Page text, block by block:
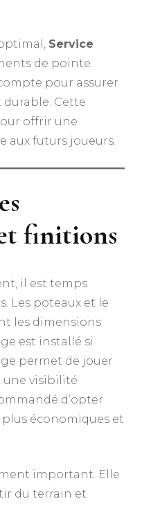
Service
de pointe.
pour assurer
Cette
offrir une
aux futurs joueurs.
finitions
il est temps
Les poteaux et le
les dimensions
est installé si
permet de jouer
une visibilité
d’opter
économiques et
important. Elle
du terrain et